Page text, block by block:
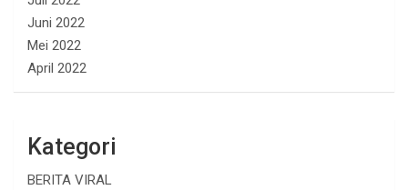
Juni 2022
Mei 2022
April 2022
Kategori
BERITA VIRAL